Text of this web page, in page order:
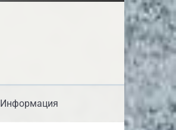
Информация